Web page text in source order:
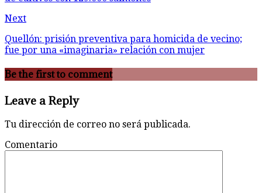
Next
Quellón: prisión preventiva para homicida de vecino;
fue por una «imaginaria» relación con mujer
Be the first to comment
Leave a Reply
Tu dirección de correo no será publicada.
Comentario